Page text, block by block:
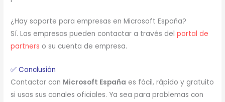
¿Hay soporte para empresas en Microsoft España?
Sí. Las empresas pueden contactar a través delportal de
partners o su cuenta de empresa.
✅ Conclusión
Contactar con Microsoft España es fácil, rápido y gratuito
si usas sus canales oficiales. Ya sea para problemas con